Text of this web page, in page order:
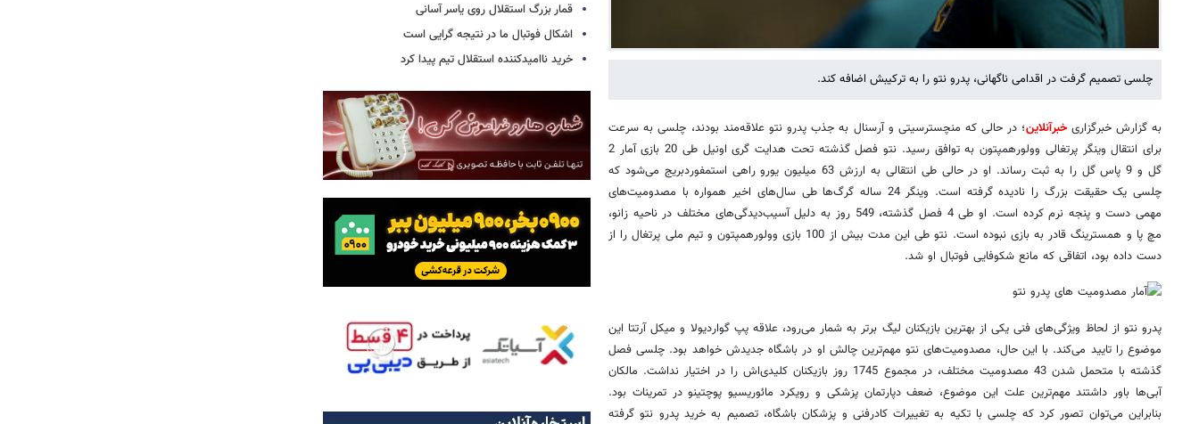
چلسی تصمیم گرفت در اقدامی ناگهانی، پدرو نتو را به ترکیبش اضافه کند.
به گزارش خبرگزاریخبرآنلاین؛ در حالی که منچسترسیتی و آرسنال به جذب پدرو نتو علاقه‌مند بودند، چلسی به سرعت
برای انتقال وینگر پرتغالی وولورهمپتون به توافق رسید. نتو فصل گذشته تحت هدایت گری اونیل طی 20 بازی آمار 2
گل و 9 پاس گل را به ثبت رساند. او در حالی طی انتقالی به ارزش 63 میلیون یورو راهی استمفوردبریج می‌شود که
چلسی یک حقیقت بزرگ را نادیده گرفته است. وینگر 24 ساله گرگ‌ها طی سال‌های اخیر همواره با مصدومیت‌های
مهمی دست و پنجه نرم کرده است. او طی 4 فصل گذشته، 549 روز به دلیل آسیب‌دیدگی‌های مختلف در ناحیه زانو،
مچ پا و همسترینگ قادر به بازی نبوده است. نتو طی این مدت بیش از 100 بازی وولورهمپتون و تیم ملی پرتغال را از
دست داده بود، اتفاقی که مانع شکوفایی فوتبال او شد.
پدرو نتو از لحاظ ویژگی‌های فنی یکی از بهترین بازیکنان لیگ برتر به شمار می‌رود، علاقه پپ گواردیولا و میکل آرتتا این
موضوع را تایید می‌کند. با این حال، مصدومیت‌های نتو مهم‌ترین چالش او در باشگاه جدیدش خواهد بود. چلسی فصل
گذشته با متحمل شدن 43 مصدومیت مختلف، در مجموع 1745 روز بازیکنان کلیدی‌اش را در اختیار نداشت. مالکان
آبی‌ها باور داشتند مهم‌ترین علت این موضوع، ضعف دپارتمان پزشکی و رویکرد مائوریسیو پوچتینو در تمرینات بود.
بنابراین می‌توان تصور کرد که چلسی با تکیه به تغییرات کادرفنی و پزشکان باشگاه، تصمیم به خرید پدرو نتو گرفته‌
قمار بزرگ استقلال روی یاسر آسانی
اشکال فوتبال ما در نتیجه گرایی است
خرید ناامیدکننده استقلال تیم پیدا کرد